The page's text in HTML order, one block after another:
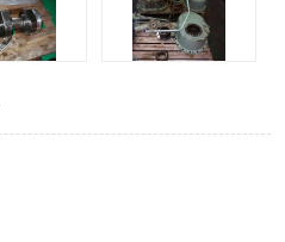
阿特拉斯
CAMERON空压机显示屏